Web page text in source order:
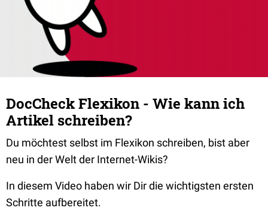
DocCheck Flexikon - Wie kann ich
Artikel schreiben?
Du möchtest selbst im Flexikon schreiben, bist aber
neu in der Welt der Internet-Wikis?
In diesem Video haben wir Dir die wichtigsten ersten
Schritte aufbereitet.